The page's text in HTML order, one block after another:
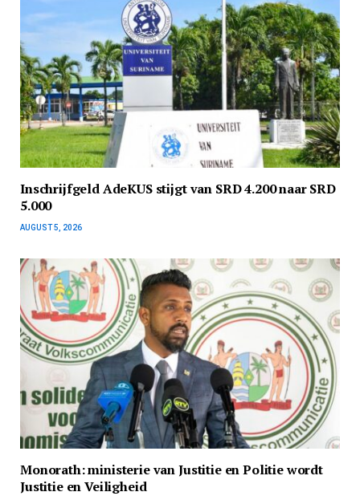
Inschrijfgeld AdeKUS stijgt van SRD 4.200 naar SRD
5.000
AUGUST 5, 2026
Monorath: ministerie van Justitie en Politie wordt
Justitie en Veiligheid